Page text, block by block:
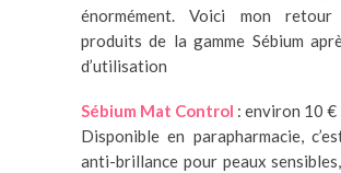
énormément. Voici mon
produits de la gamme Sébium
d’utilisation
Sébium Mat Control : environ 10 €
Disponible en parapharmacie,
anti-brillance pour peaux